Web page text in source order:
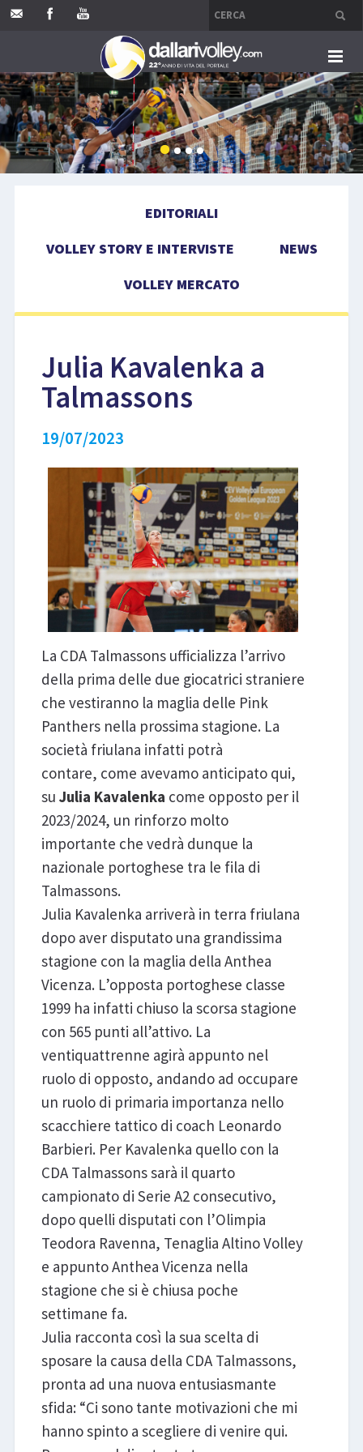
HOME
EDITORIALI
VOLLEY MERCATO
COMPETIZIONI
EVENTI
LIBRI
EDITORIALI
VOLLEY STORY E INTERVISTE
NEWS
VOLLEY MERCATO
Julia Kavalenka a
Talmassons
19/07/2023
La CDA Talmassons ufficializza l’arrivo
della prima delle due giocatrici straniere
che vestiranno la maglia delle Pink
Panthers nella prossima stagione. La
società friulana infatti potrà
contare, come avevamo anticipato qui,
su Julia Kavalenka come opposto per il
2023/2024, un rinforzo molto
importante che vedrà dunque la
nazionale portoghese tra le fila di
Talmassons.
Julia Kavalenka arriverà in terra friulana
dopo aver disputato una grandissima
stagione con la maglia della Anthea
Vicenza. L’opposta portoghese classe
1999 ha infatti chiuso la scorsa stagione
con 565 punti all’attivo. La
ventiquattrenne agirà appunto nel
ruolo di opposto, andando ad occupare
un ruolo di primaria importanza nello
scacchiere tattico di coach Leonardo
Barbieri. Per Kavalenka quello con la
CDA Talmassons sarà il quarto
campionato di Serie A2 consecutivo,
dopo quelli disputati con l’Olimpia
Teodora Ravenna, Tenaglia Altino Volley
e appunto Anthea Vicenza nella
stagione che si è chiusa poche
settimane fa.
Julia racconta così la sua scelta di
sposare la causa della CDA Talmassons,
pronta ad una nuova entusiasmante
sfida: “Ci sono tante motivazioni che mi
hanno spinto a scegliere di venire qui.